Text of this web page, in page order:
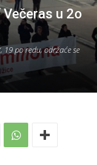
Večeras u 2o
19 po redu, održaće se